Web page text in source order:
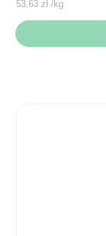
53,63 zł /kg